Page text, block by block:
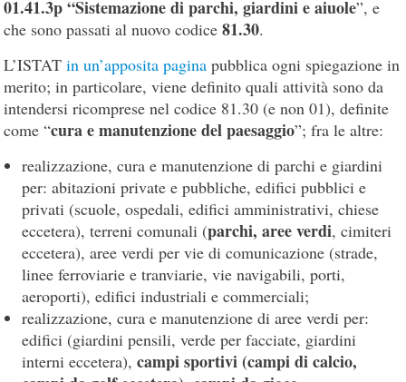
01.41.3p “Sistemazione di parchi, giardini e aiuole”, e
che sono passati al nuovo codice81.30.
L’ISTATin un’apposita pagina pubblica ogni spiegazione in
merito; in particolare, viene definito quali attività sono da
intendersi ricomprese nel codice 81.30 (e non 01), definite
come “cura e manutenzione del paesaggio”; fra le altre:
realizzazione, cura e manutenzione di parchi e giardini
per: abitazioni private e pubbliche, edifici pubblici e
privati (scuole, ospedali, edifici amministrativi, chiese
eccetera), terreni comunali (parchi, aree verdi, cimiteri
eccetera), aree verdi per vie di comunicazione (strade,
linee ferroviarie e tranviarie, vie navigabili, porti,
aeroporti), edifici industriali e commerciali;
realizzazione, cura e manutenzione di aree verdi per:
edifici (giardini pensili, verde per facciate, giardini
interni eccetera),campi sportivi (campi di calcio,